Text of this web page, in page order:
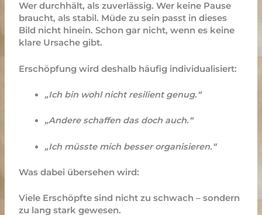
Wer durchhält, als zuverlässig. Wer keine Pause
braucht, als stabil. Müde zu sein passt in dieses
Bild nicht hinein. Schon gar nicht, wenn es keine
klare Ursache gibt.
Erschöpfung wird deshalb häufig individualisiert:
„Ich bin wohl nicht resilient genug.“
„Andere schaffen das doch auch.“
„Ich müsste mich besser organisieren.“
Was dabei übersehen wird:
Viele Erschöpfte sind nicht zu schwach – sondern
zu lang stark gewesen.